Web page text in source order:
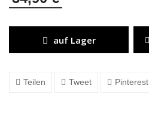
auf Lager
Teilen Tweet Pinterest